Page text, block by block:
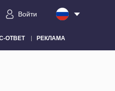
Войти
ОТВЕТ РЕКЛАМА